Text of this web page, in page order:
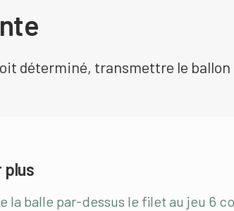
déterminé, transmettre le
plus
la balle par-dessus le filet au jeu 6